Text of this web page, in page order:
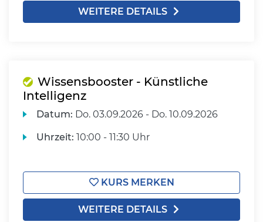
WEITERE DETAILS
Wissensbooster - Künstliche
Intelligenz
Datum: Do. 03.09.2026 - Do. 10.09.2026
Uhrzeit: 10:00 - 11:30 Uhr
KURS MERKEN
WEITERE DETAILS